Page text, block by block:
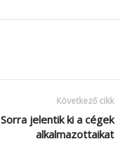
Következő cikk
Sorra jelentik ki a cégek
alkalmazottaikat